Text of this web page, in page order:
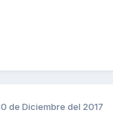
de Diciembre del 2017